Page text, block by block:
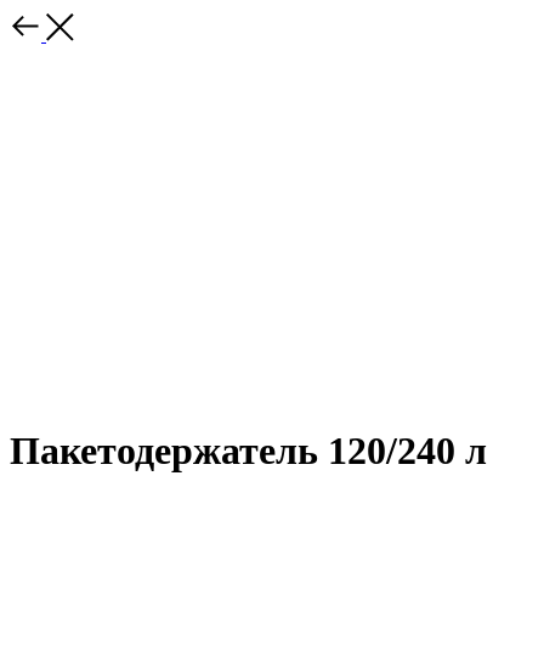
Пакетодержатель 120/240 л